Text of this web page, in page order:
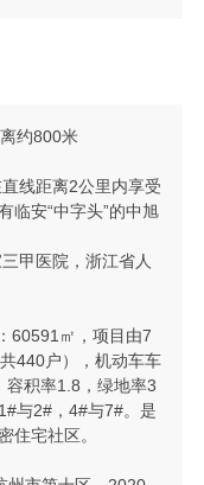
约800米
线距离2公里内享受
临安“中字头”的中旭
甲医院，浙江省人
60591㎡，项目由7
440户），机动车车
积率1.8，绿地率3
与2#，4#与7#。是
住宅社区。